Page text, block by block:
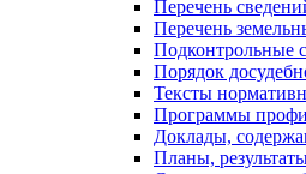
Перечень
Перечень
Подконтрольные
Порядок
Тексты
Программы
Доклады,
Планы,